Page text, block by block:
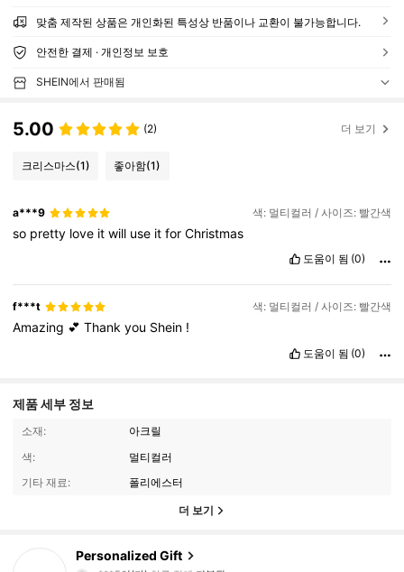
맞춤 제작된 상품은 개인화된 특성상 반품이나 교환이 불가능합니다.
안전한 결제 · 개인정보 보호
SHEIN에서 판매됨
5.00 (2) 더 보기
크리스마스(1) 좋아함(1)
a***9 색: 멀티컬러 / 사이즈: 빨간색
so pretty love itwill use itforChristmas
도움이 됨 (0)
f***t 색: 멀티컬러 / 사이즈: 빨간색
Amazing 💕Thankyou Shein !
도움이 됨 (0)
제품 세부 정보
소재:
아크릴
색:
멀티컬러
기타 재료:
폴리에스터
더 보기
Personalized Gift
43K 팔로워
e***5이(가)하루 전에